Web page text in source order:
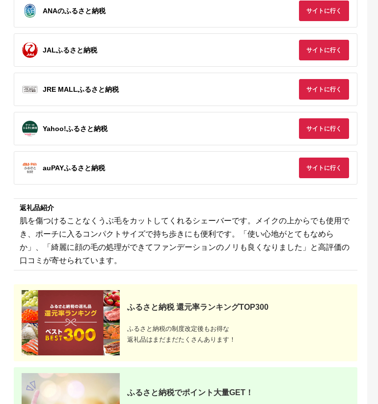
納税
愛知県 碧南市
期便 約700g×6回コ
40,000 円
島根県 出雲市
産地直送 贈答 出雲 出
寄付金額:24,000円
わせ セット
出典：ANAのふるさと
納税
ブランド米 精米 にじ
ん】【令和8年10月中
5.0
出典：楽天ふるさと
鹿児島県 屋久島町
トレートジュース＞ |
ース ジュース 果物
ュース 飲み物 果実飲
料 柑橘ジュース
寄付金額:
ANAのふるさと納税 サイトに行く
JALふるさと納税 サイトに行く
JRE MALLふるさと納税 サイトに行く
Yahoo!ふるさと納税 サイトに行く
auPAYふるさと納税 サイトに行く
返礼品紹介
肌を傷つけることなくうぶ毛をカットしてくれるシェーバーです。メイクの上からでも使用で
き、ポーチに入るコンパクトサイズで持ち歩きにも便利です。「使い心地がとてもなめら
か」、「綺麗に顔の毛の処理ができてファンデーションのノリも良くなりました」と高評価の
口コミが寄せられています。
ふるさと納税 還元率ランキングTOP300
ふるさと納税の制度改定後もお得な
返礼品はまだまだたくさんあります！
ふるさと納税でポイント大量GET！